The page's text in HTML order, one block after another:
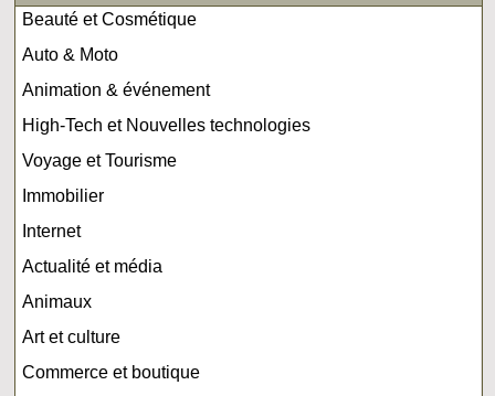
Beauté et Cosmétique
Auto & Moto
Animation & événement
High-Tech et Nouvelles technologies
Voyage et Tourisme
Immobilier
Internet
Actualité et média
Animaux
Art et culture
Commerce et boutique